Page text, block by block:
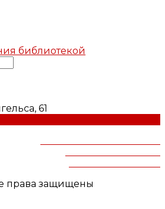
библиотекой
61
права защищены